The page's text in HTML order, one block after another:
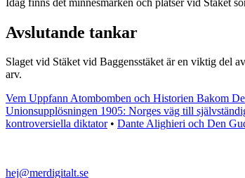
Avslutande tankar
Slaget vid Stäket vid Baggensstäket är en viktig del
arv.
Vem Uppfann Atombomben och Historien Bakom
Unionsupplösningen 1905: Norges väg till
kontroversiella diktator• Dante Alighieri och Den
hej@merdigitalt.se